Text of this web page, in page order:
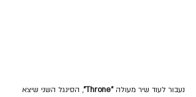
נעבור לעוד שיר מעולה "Throne"
, הסינגל השני שיצא